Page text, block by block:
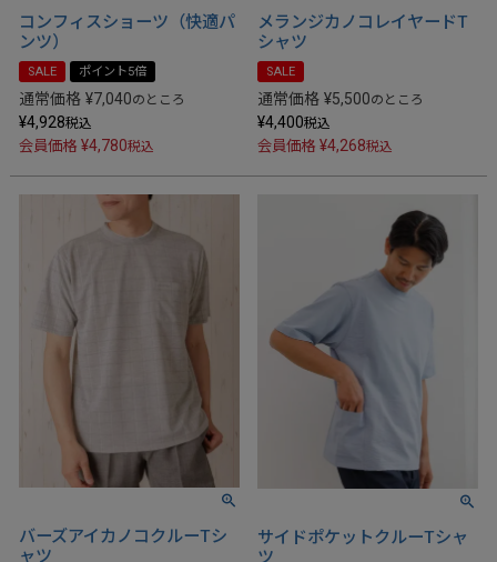
コンフィスショーツ（快適パ
ンツ）
SALE ポイント5倍
通常価格 ¥7,040のところ
¥4,928税込
会員価格 ¥4,780税込
メランジカノコレイヤードT
シャツ
SALE
通常価格 ¥5,500のところ
¥4,400税込
会員価格 ¥4,268税込
バーズアイカノコクルーTシ
ャツ
サイドポケットクルーTシャ
ツ